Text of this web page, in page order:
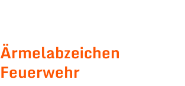
Ärmelabzeichen
Feuerwehr